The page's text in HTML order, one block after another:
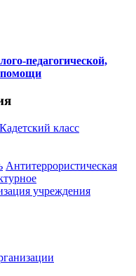
педагогической,
помощи
Кадетский класс
Антитеррористическая
учреждения